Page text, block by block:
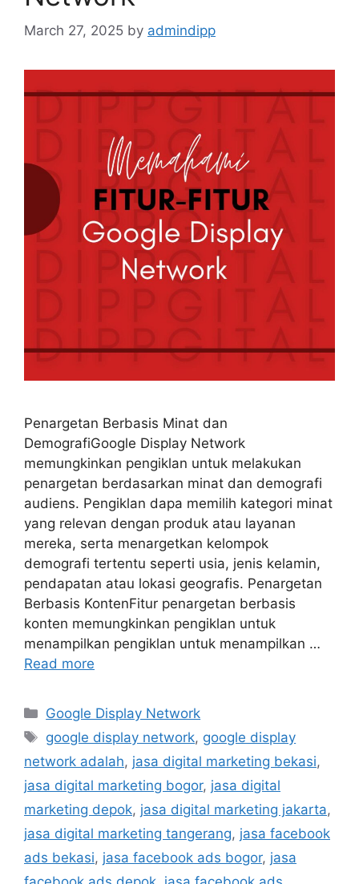
March 27, 2025 by admindipp
Penargetan Berbasis Minat dan
DemografiGoogle Display Network
memungkinkan pengiklan untuk melakukan
penargetan berdasarkan minat dan demografi
audiens. Pengiklan dapa memilih kategori minat
yang relevan dengan produk atau layanan
mereka, serta menargetkan kelompok
demografi tertentu seperti usia, jenis kelamin,
pendapatan atau lokasi geografis. Penargetan
Berbasis KontenFitur penargetan berbasis
konten memungkinkan pengiklan untuk
menampilkan pengiklan untuk menampilkan …
Read more
Google Display Network
google display network, google display
network adalah, jasa digital marketing bekasi,
jasa digital marketing bogor, jasa digital
marketing depok, jasa digital marketing jakarta,
jasa digital marketing tangerang, jasa facebook
ads bekasi, jasa facebook ads bogor, jasa